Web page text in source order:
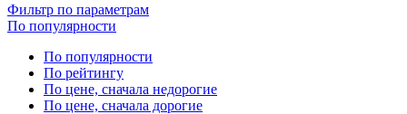
Фильтр по параметрам
По популярности
По популярности
По рейтингу
По цене, сначала недорогие
По цене, сначала дорогие